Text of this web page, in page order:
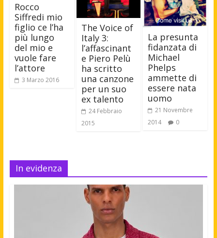
Rocco
Siffredi mio
figlio ce l’ha
più lungo
del mio e
vuole fare
l’attore
3 Marzo 2016
The Voice of
Italy 3:
l’affascinant
e Piero Pelù
ha scritto
una canzone
per un suo
ex talento
24 Febbraio
2015
La presunta
fidanzata di
Michael
Phelps
ammette di
essere nata
uomo
21 Novembre
2014
0
In evidenza